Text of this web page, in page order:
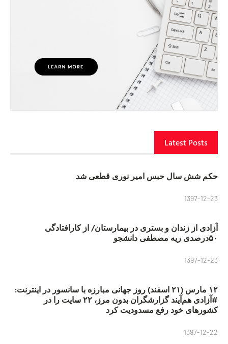
Latest Posts
حکم شش سال حبس امیر نوری قطعی شد
1397-12-23
آزادی از زندان و بستری در بیمارستان/ از کارافتادگی
۵۰درصدی ریه مصطفی دانشجو
1397-12-23
۱۲ مارس (۲۱ اسفند) روز جهانی مبارزه با سانسور در اینترنت:
#آزادی هم‌آیند گزارشگران‌ بدون مرز، ۲۲ سایت را در
کشورهای خود رفع مسدودیت کرد
1397-12-22